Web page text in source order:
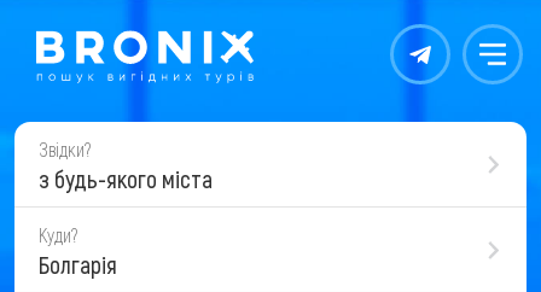
Контакты Меню
Звідки?
з будь-якого міста
Куди?
Болгарія